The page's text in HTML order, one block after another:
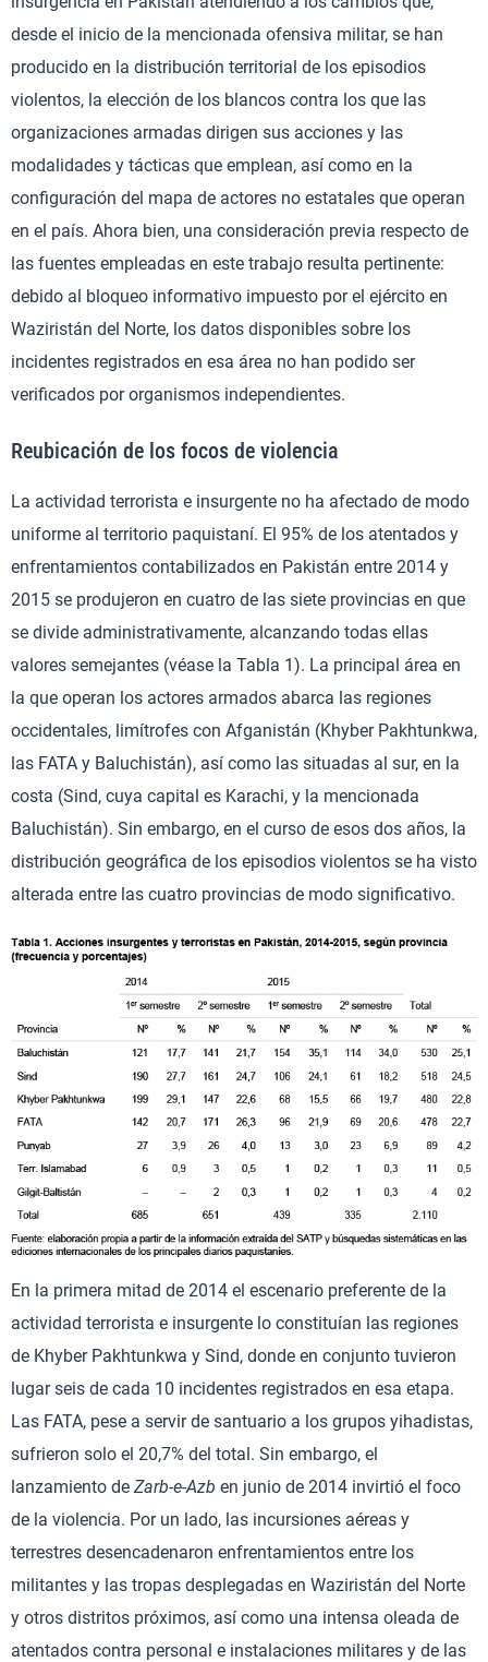
desde el inicio de la mencionada ofensiva militar, se han
producido en la distribución territorial de los episodios
violentos, la elección de los blancos contra los que las
organizaciones armadas dirigen sus acciones y las
modalidades y tácticas que emplean, así como en la
configuración del mapa de actores no estatales que operan
en el país. Ahora bien, una consideración previa respecto de
las fuentes empleadas en este trabajo resulta pertinente:
debido al bloqueo informativo impuesto por el ejército en
Waziristán del Norte, los datos disponibles sobre los
incidentes registrados en esa área no han podido ser
verificados por organismos independientes.
Reubicación de los focos de violencia
La actividad terrorista e insurgente no ha afectado de modo
uniforme al territorio paquistaní. El 95% de los atentados y
enfrentamientos contabilizados en Pakistán entre 2014 y
2015 se produjeron en cuatro de las siete provincias en que
se divide administrativamente, alcanzando todas ellas
valores semejantes (véase la Tabla 1). La principal área en
la que operan los actores armados abarca las regiones
occidentales, limítrofes con Afganistán (Khyber Pakhtunkwa,
las FATA y Baluchistán), así como las situadas al sur, en la
costa (Sind, cuya capital es Karachi, y la mencionada
Baluchistán). Sin embargo, en el curso de esos dos años, la
distribución geográfica de los episodios violentos se ha visto
alterada entre las cuatro provincias de modo significativo.
En la primera mitad de 2014 el escenario preferente de la
actividad terrorista e insurgente lo constituían las regiones
de Khyber Pakhtunkwa y Sind, donde en conjunto tuvieron
lugar seis de cada 10 incidentes registrados en esa etapa.
Las FATA, pese a servir de santuario a los grupos yihadistas,
sufrieron solo el 20,7% del total. Sin embargo, el
lanzamiento de Zarb-e-Azb en junio de 2014 invirtió el foco
de la violencia. Por un lado, las incursiones aéreas y
terrestres desencadenaron enfrentamientos entre los
militantes y las tropas desplegadas en Waziristán del Norte
y otros distritos próximos, así como una intensa oleada de
atentados contra personal e instalaciones militares y de las